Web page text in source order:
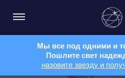
Мы все под одними и
Пошлите свет
назовите звезду и